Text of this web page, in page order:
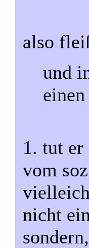
also
und
1. tut
vom
nicht